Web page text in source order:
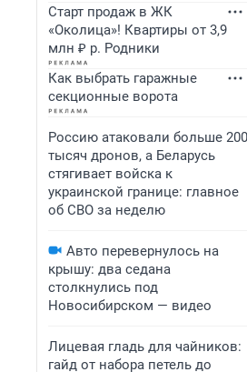
Старт продаж в ЖК
«Околица»! Квартиры от 3,9
млн ₽ р. Родники
Как выбрать гаражные
секционные ворота
Россию атаковали больше 200
тысяч дронов, а Беларусь
стягивает войска к
украинской границе: главное
об СВО за неделю
Авто перевернулось на
крышу: два седана
столкнулись под
Новосибирском — видео
Лицевая гладь для чайников:
гайд от набора петель до